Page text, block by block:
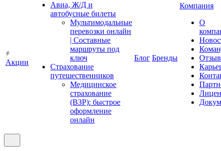
Акции
Авиа, Ж/Д и
автобусные билеты
Мультимодальные
перевозки онлайн
| Составные
маршруты под
ключ
Страхование
путешественников
Медицинское
страхование
(ВЗР): быстрое
оформление
онлайн
Блог Бренды
Компания
О